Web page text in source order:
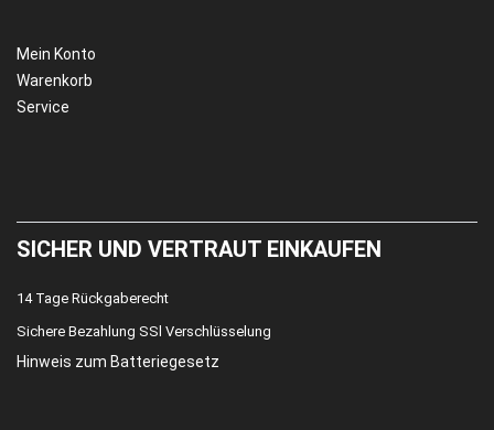
Mein Konto
Warenkorb
Service
SICHER UND VERTRAUT EINKAUFEN
14 Tage Rückgaberecht
Sichere Bezahlung SSl Verschlüsselung
Hinweis zum Batteriegesetz